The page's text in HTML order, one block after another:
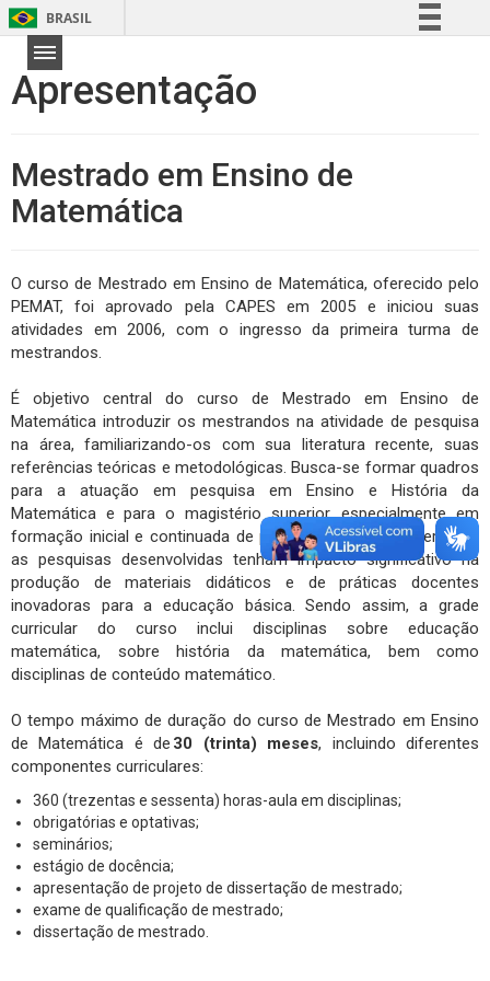
BRASIL
Legislação
Apresentação
Mestrado em Ensino de
Matemática
O curso de Mestrado em Ensino de Matemática, oferecido pelo
PEMAT, foi aprovado pela CAPES em 2005 e iniciou suas
atividades em 2006, com o ingresso da primeira turma de
mestrandos.
É objetivo central do curso de Mestrado em Ensino de
Matemática introduzir os mestrandos na atividade de pesquisa
na área, familiarizando-os com sua literatura recente, suas
referências teóricas e metodológicas. Busca-se formar quadros
para a atuação em pesquisa em Ensino e História da
Matemática e para o magistério superior, especialmente em
formação inicial e continuada de professores, e se espera que
as pesquisas desenvolvidas tenham impacto significativo na
produção de materiais didáticos e de práticas docentes
inovadoras para a educação básica. Sendo assim, a grade
curricular do curso inclui disciplinas sobre educação
matemática, sobre história da matemática, bem como
disciplinas de conteúdo matemático.
O tempo máximo de duração do curso de Mestrado em Ensino
de Matemática é de 30 (trinta) meses, incluindo diferentes
componentes curriculares:
360 (trezentas e sessenta) horas-aula em disciplinas;
obrigatórias e optativas;
seminários;
estágio de docência;
apresentação de projeto de dissertação de mestrado;
exame de qualificação de mestrado;
dissertação de mestrado.